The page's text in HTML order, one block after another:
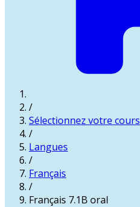
/
Sélectionnez votre cours
/
Langues
/
Français
/
Français 7.1B oral